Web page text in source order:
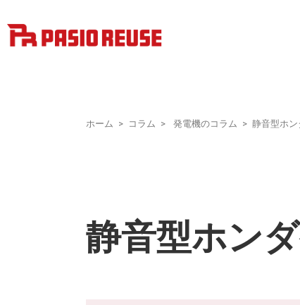
ホーム コラム 発電機のコラム 静音型ホン
静音型ホン